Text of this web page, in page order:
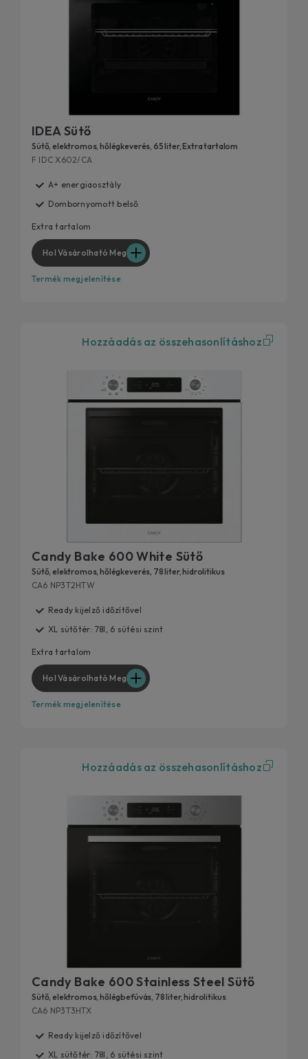
IDEA Sütő
Sütő, elektromos, hőlégkeverés, 65 liter, Extra tartalom
F IDC X602/CA
A+ energiaosztály
Dombornyomott belső
Extra tartalom
Hol Vásárolható Meg
Termék megjelenítése
Hozzáadás az összehasonlításhoz
Candy Bake 600 White Sütő
Sütő, elektromos, hőlégkeverés, 78 liter, hidrolitikus
CA6 NP3T2HTW
Ready kijelző időzítővel
XL sütőtér: 78l, 6 sütési szint
Extra tartalom
Hol Vásárolható Meg
Termék megjelenítése
Hozzáadás az összehasonlításhoz
Candy Bake 600 Stainless Steel Sütő
Sütő, elektromos, hőlégbefúvás, 78 liter, hidrolitikus
CA6 NP3T3HTX
Ready kijelző időzítővel
XL sütőtér: 78l, 6 sütési szint